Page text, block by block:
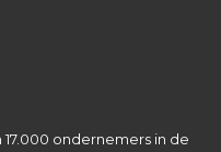
ondernemers in de